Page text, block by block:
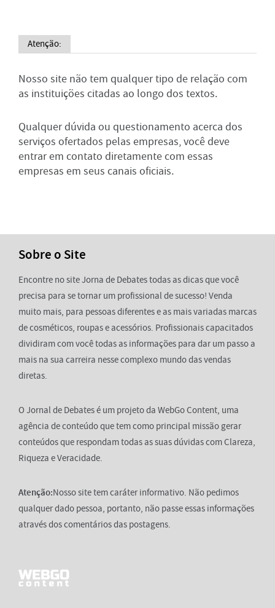
Atenção:
Nosso site não tem qualquer tipo de relação com
as instituições citadas ao longo dos textos.
Qualquer dúvida ou questionamento acerca dos
serviços ofertados pelas empresas, você deve
entrar em contato diretamente com essas
empresas em seus canais oficiais.
Sobre o Site
Encontre no site Jorna de Debates todas as dicas que você
precisa para se tornar um profissional de sucesso! Venda
muito mais, para pessoas diferentes e as mais variadas marcas
de cosméticos, roupas e acessórios. Profissionais capacitados
dividiram com você todas as informações para dar um passo a
mais na sua carreira nesse complexo mundo das vendas
diretas.
O Jornal de Debates é um projeto da WebGo Content, uma
agência de conteúdo que tem como principal missão gerar
conteúdos que respondam todas as suas dúvidas com Clareza,
Riqueza e Veracidade.
Atenção:Nosso site tem caráter informativo. Não pedimos
qualquer dado pessoa, portanto, não passe essas informações
através dos comentários das postagens.